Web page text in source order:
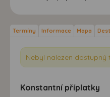
Termíny Informace Mapa
Nebyl nalezen dostupný
Konstantní příplatky